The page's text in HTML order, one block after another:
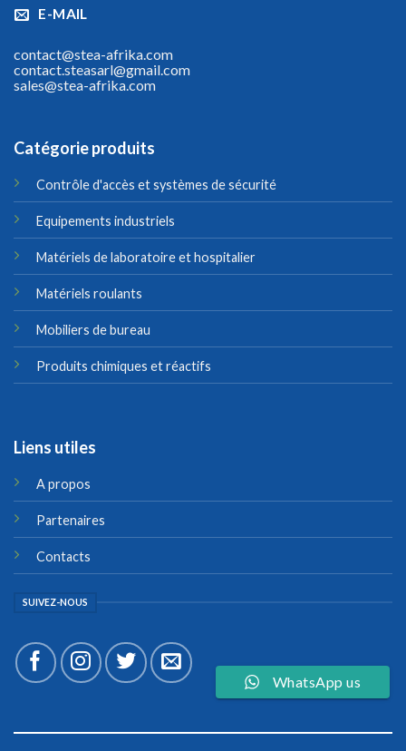
E-MAIL
contact@stea-afrika.com
contact.steasarl@gmail.com
sales@stea-afrika.com
Catégorie produits
Contrôle d'accès et systèmes de sécurité
Equipements industriels
Matériels de laboratoire et hospitalier
Matériels roulants
Mobiliers de bureau
Produits chimiques et réactifs
Liens utiles
A propos
Partenaires
Contacts
SUIVEZ-NOUS
WhatsApp us